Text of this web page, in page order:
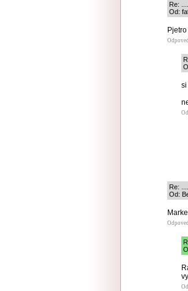
Re: .....
Od:
si
Re: .....
Od: